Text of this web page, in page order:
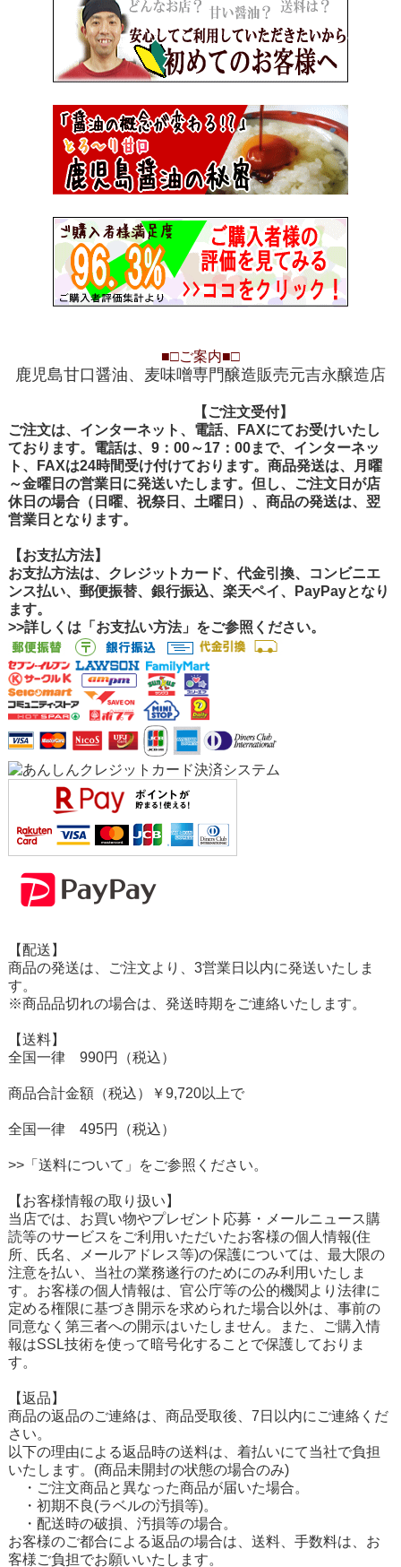
■□ご案内■□
鹿児島甘口醤油、麦味噌専門醸造販売元吉永醸造店
【ご注文受付】
ご注文は、インターネット、電話、FAXにてお受けいたし
ております。電話は、9：00～17：00まで、インターネッ
ト、FAXは24時間受け付けております。商品発送は、月曜
～金曜日の営業日に発送いたします。但し、ご注文日が店
休日の場合（日曜、祝祭日、土曜日）、商品の発送は、翌
営業日となります。
【お支払方法】
お支払方法は、クレジットカード、代金引換、コンビニエ
ンス払い、郵便振替、銀行振込、楽天ペイ、PayPayとなり
ます。
>>詳しくは「お支払い方法」をご参照ください。
【配送】
商品の発送は、ご注文より、3営業日以内に発送いたしま
す。
※商品品切れの場合は、発送時期をご連絡いたします。
【送料】
全国一律 990円（税込）
商品合計金額（税込）￥9,720以上で
全国一律 495円（税込）
>>「送料について」をご参照ください。
【お客様情報の取り扱い】
当店では、お買い物やプレゼント応募・メールニュース購
読等のサービスをご利用いただいたお客様の個人情報(住
所、氏名、メールアドレス等)の保護については、最大限の
注意を払い、当社の業務遂行のためにのみ利用いたしま
す。お客様の個人情報は、官公庁等の公的機関より法律に
定める権限に基づき開示を求められた場合以外は、事前の
同意なく第三者への開示はいたしません。また、ご購入情
報はSSL技術を使って暗号化することで保護しておりま
す。
【返品】
商品の返品のご連絡は、商品受取後、7日以内にご連絡くだ
さい。
以下の理由による返品時の送料は、着払いにて当社で負担
いたします。(商品未開封の状態の場合のみ)
・ご注文商品と異なった商品が届いた場合。
・初期不良(ラベルの汚損等)。
・配送時の破損、汚損等の場合。
お客様のご都合による返品の場合は、送料、手数料は、お
客様ご負担でお願いいたします。